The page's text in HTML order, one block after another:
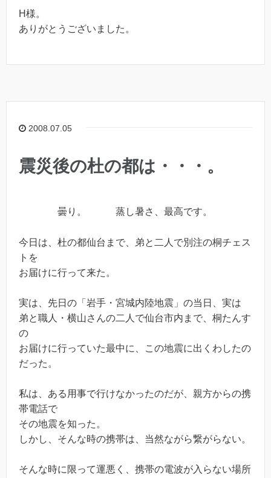
H様。
ありがとうございました。
2008.07.05
震災後の杜の都は・・・。
曇り。 蒸し暑さ、最高です。
今日は、杜の都仙台まで、弟と二人で別注の桐チェス
トを
お届けに行って来た。
実は、先日の「岩手・宮城内陸地震」の当日、実は
弟と職人・横山さんの二人で仙台市内まで、桐たんす
の
お届けに行っていた最中に、この地震に出くわしたの
だった。
私は、ある用事で行けなかったのだが、親方からの携
帯電話で
その地震を知った。
しかし、そんな時の携帯は、当然ながら繋がらない。
そんな時に限って運悪く、携帯の電波が入らない場所